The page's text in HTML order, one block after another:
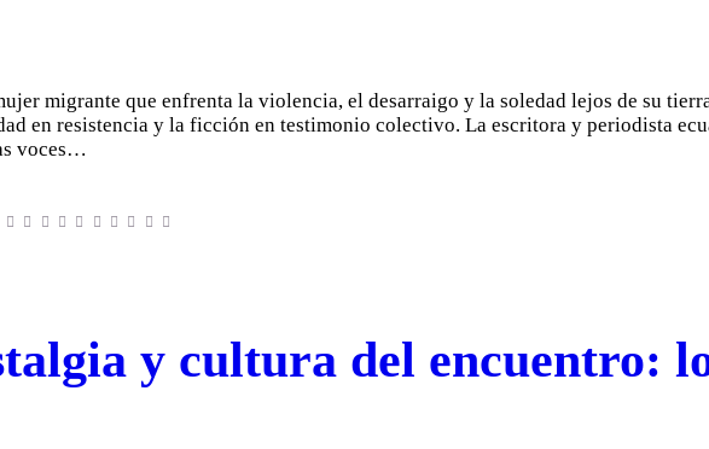
migrante que enfrenta la violencia, el desarraigo y la soledad lejos de su
en resistencia y la ficción en testimonio colectivo. La escritora y periodista
voces…
y cultura del encuentro: